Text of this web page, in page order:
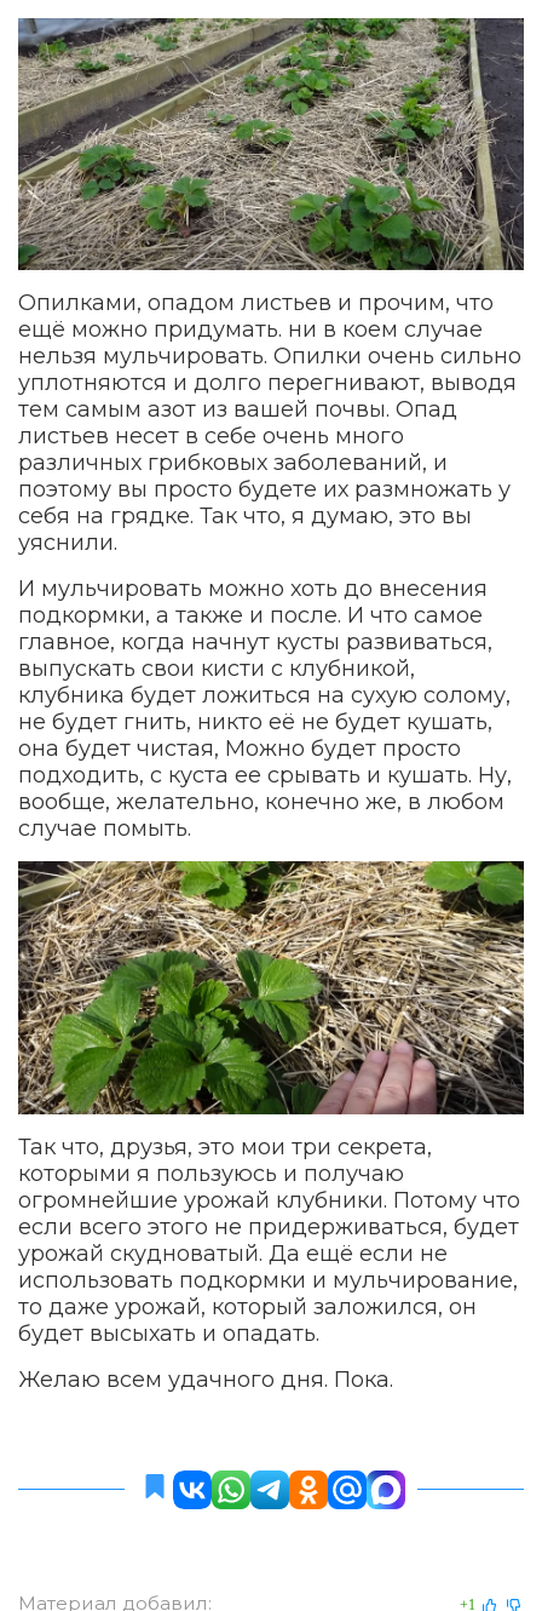
Опилками, опадом листьев и прочим, что
ещё можно придумать. ни в коем случае
нельзя мульчировать. Опилки очень сильно
уплотняются и долго перегнивают, выводя
тем самым азот из вашей почвы. Опад
листьев несет в себе очень много
различных грибковых заболеваний, и
поэтому вы просто будете их размножать у
себя на грядке. Так что, я думаю, это вы
уяснили.
И мульчировать можно хоть до внесения
подкормки, а также и после. И что самое
главное, когда начнут кусты развиваться,
выпускать свои кисти с клубникой,
клубника будет ложиться на сухую солому,
не будет гнить, никто её не будет кушать,
она будет чистая, Можно будет просто
подходить, с куста ее срывать и кушать. Ну,
вообще, желательно, конечно же, в любом
случае помыть.
Так что, друзья, это мои три секрета,
которыми я пользуюсь и получаю
огромнейшие урожай клубники. Потому что
если всего этого не придерживаться, будет
урожай скудноватый. Да ещё если не
использовать подкормки и мульчирование,
то даже урожай, который заложился, он
будет высыхать и опадать.
Желаю всем удачного дня. Пока.
Материал добавил: +1